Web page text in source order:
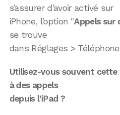
s’assurer d’avoir activé sur
iPhone, l’option "Appels sur
se trouve
dans Réglages >
Utilisez-vous souvent
à des appels
depuis l’iPad ?